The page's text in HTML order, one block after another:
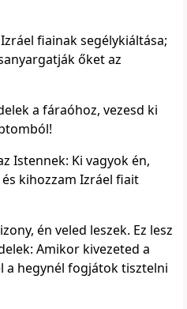
fiainak segélykiáltása;
őket az
a fáraóhoz, vezesd ki
Istennek: Ki vagyok én,
kihozzam Izráel fiait
én veled leszek. Ez lesz
Amikor kivezeted a
a hegynél fogjátok tisztelni